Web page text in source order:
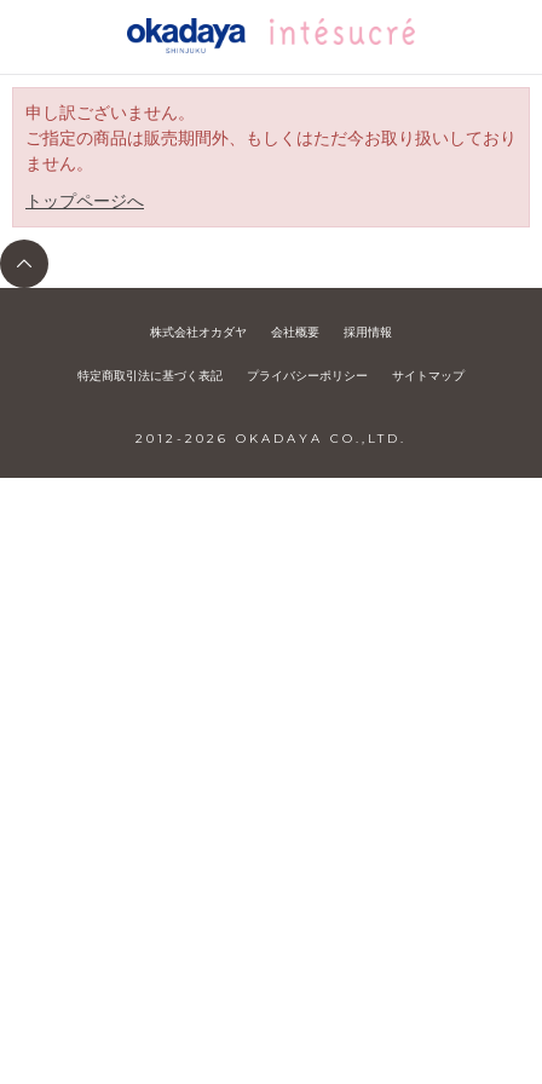
申し訳ございません。
ご指定の商品は販売期間外、もしくはただ今お取り扱いしており
ません。
トップページへ
株式会社オカダヤ 会社概要 採用情報
特定商取引法に基づく表記 プライバシーポリシー サイトマップ
2012- 2026 OKADAYA CO.,LTD.